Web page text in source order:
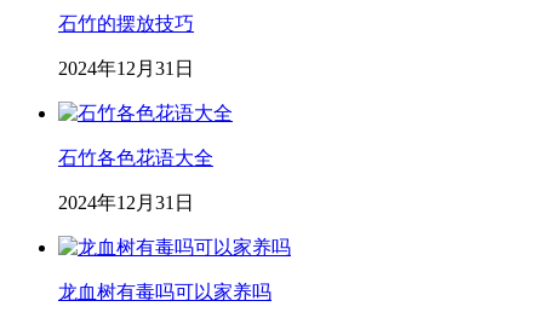
石竹的摆放技巧
2024年12月31日
石竹各色花语大全
2024年12月31日
龙血树有毒吗可以家养吗